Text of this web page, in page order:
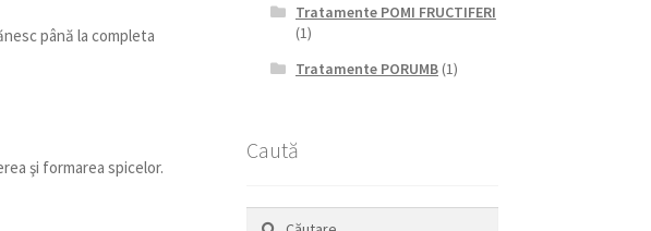
până la completa
şi formarea spicelor.
Tratamente POMI FRUCTIFERI
(1)
Tratamente PORUMB(1)
Caută
Caută